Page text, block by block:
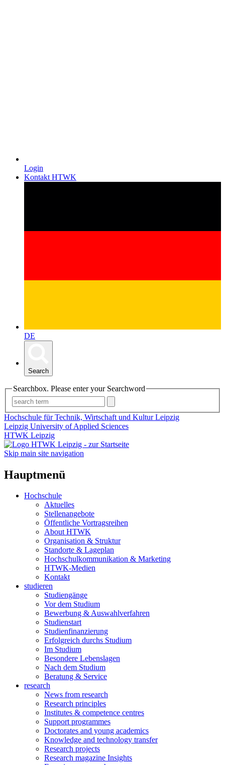
Login
Kontakt HTWK
DE
Search
Searchbox. Please enter your Searchword
Hochschule für Technik, Wirtschaft und Kultur Leipzig
Leipzig University of Applied Sciences
HTWK Leipzig
Skip main site navigation
Hauptmenü
Hochschule
Aktuelles
Stellenangebote
Öffentliche Vortragsreihen
About HTWK
Organisation & Struktur
Standorte & Lageplan
Hochschulkommunikation & Marketing
HTWK-Medien
Kontakt
studieren
Studiengänge
Vor dem Studium
Bewerbung & Auswahlverfahren
Studienstart
Studienfinanzierung
Erfolgreich durchs Studium
Im Studium
Besondere Lebenslagen
Nach dem Studium
Beratung & Service
research
News from research
Research principles
Institutes & competence centres
Support programmes
Doctorates and young academics
Knowledge and technology transfer
Research projects
Research magazine Insights